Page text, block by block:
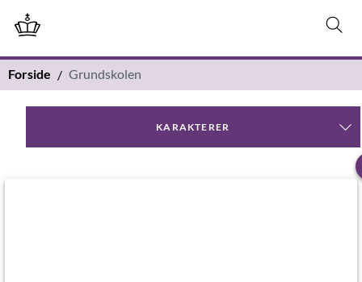
Forside Grundskolen
KARAKTERER